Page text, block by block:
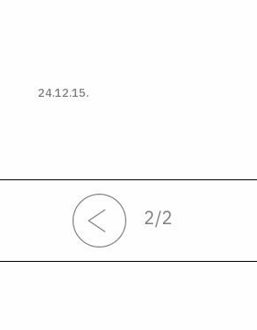
24.12.15.
2/2